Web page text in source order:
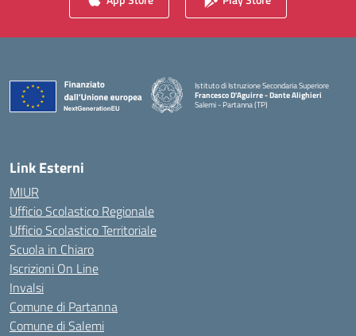
Istituto di Istruzione Secondaria Superiore
Francesco D'Aguirre - Dante Alighieri
Salemi - Partanna (TP)
Link Esterni
MIUR
Ufficio Scolastico Regionale
Ufficio Scolastico Territoriale
Scuola in Chiaro
Iscrizioni On Line
Invalsi
Comune di Partanna
Comune di Salemi